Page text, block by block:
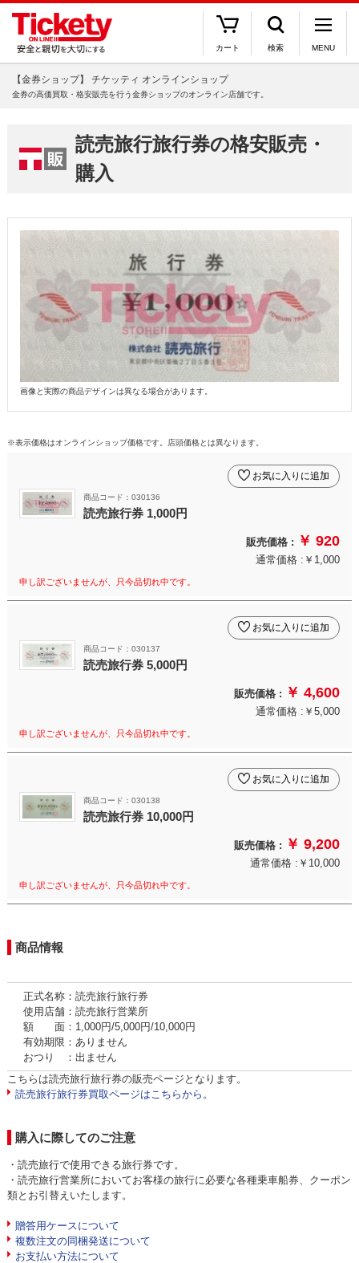
カート 検索 MENU
【金券ショップ】 チケッティ オンラインショップ
金券の高価買取・格安販売を行う金券ショップのオンライン店舗です。
読売旅行旅行券の格安販売・
購入
画像と実際の商品デザインは異なる場合があります。
※表示価格はオンラインショップ価格です。店頭価格とは異なります。
商品コード：030136
読売旅行券 1,000円
お気に入りに追加
販売価格 : ￥ 920
通常価格 :￥1,000
申し訳ございませんが、只今品切れ中です。
商品コード：030137
読売旅行券 5,000円
お気に入りに追加
販売価格 : ￥ 4,600
通常価格 :￥5,000
申し訳ございませんが、只今品切れ中です。
商品コード：030138
読売旅行券 10,000円
お気に入りに追加
販売価格 : ￥ 9,200
通常価格 :￥10,000
申し訳ございませんが、只今品切れ中です。
商品情報
正式名称：読売旅行旅行券
使用店舗：読売旅行営業所
額 面：1,000円/5,000円/10,000円
有効期限：ありません
おつり ：出ません
こちらは読売旅行旅行券の販売ページとなります。
読売旅行旅行券買取ページはこちらから。
購入に際してのご注意
・読売旅行で使用できる旅行券です。
・読売旅行営業所においてお客様の旅行に必要な各種乗車船券、クーポン
類とお引替えいたします。
贈答用ケースについて
複数注文の同梱発送について
お支払い方法について